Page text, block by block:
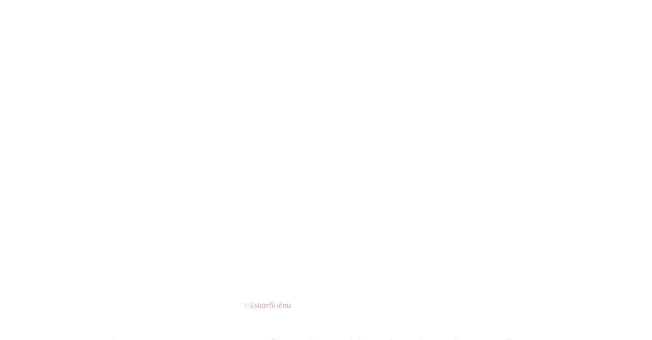
✨Esküvői téma